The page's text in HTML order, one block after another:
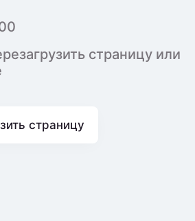
страницу или
страницу